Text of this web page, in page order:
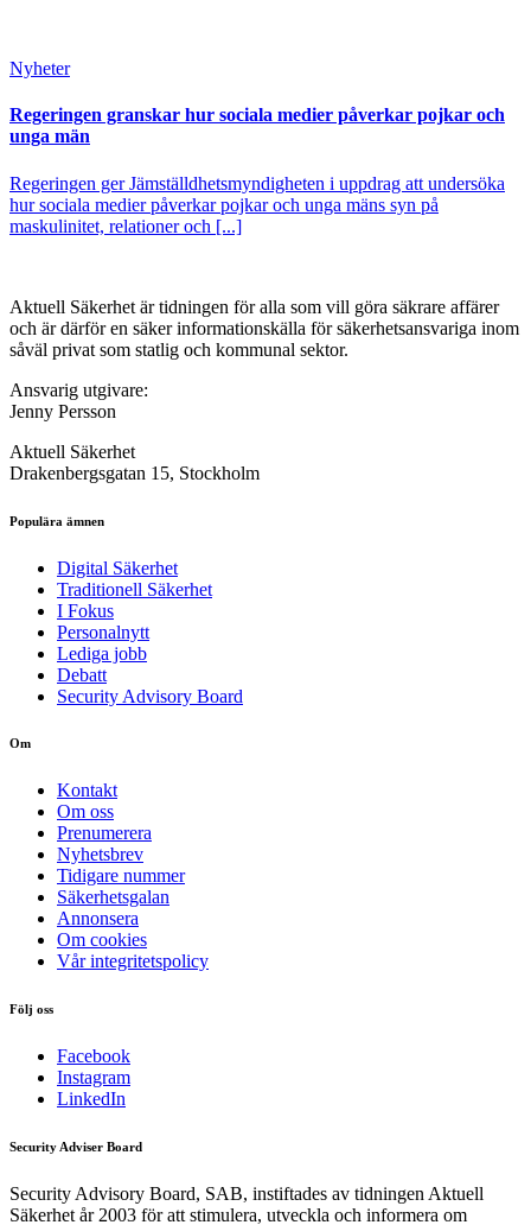
Nyheter
Regeringen granskar hur sociala medier påverkar pojkar och
unga män
Regeringen ger Jämställdhetsmyndigheten i uppdrag att undersöka
hur sociala medier påverkar pojkar och unga mäns syn på
maskulinitet, relationer och [...]
Aktuell Säkerhet är tidningen för alla som vill göra säkrare affärer
och är därför en säker informationskälla för säkerhets­ansvariga inom
såväl privat som statlig och kommunal sektor.
Ansvarig utgivare:
Jenny Persson
Aktuell Säkerhet
Drakenbergsgatan 15, Stockholm
Populära ämnen
Digital Säkerhet
Traditionell Säkerhet
I Fokus
Personalnytt
Lediga jobb
Debatt
Security Advisory Board
Om
Kontakt
Om oss
Prenumerera
Nyhetsbrev
Tidigare nummer
Säkerhetsgalan
Annonsera
Om cookies
Vår integritetspolicy
Följ oss
Facebook
Instagram
LinkedIn
Security Adviser Board
Security Advisory Board, SAB, instiftades av tidningen Aktuell
Säkerhet år 2003 för att stimulera, utveckla och informera om